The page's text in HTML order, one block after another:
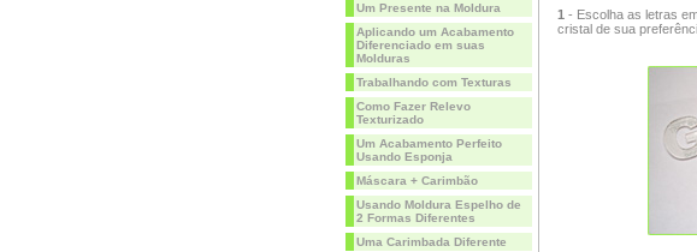
Um Presente na Moldura
Aplicando um Acabamento
Diferenciado em suas
Molduras
Trabalhando com Texturas
Como Fazer Relevo
Texturizado
Um Acabamento Perfeito
Usando Esponja
Máscara + Carimbão
Usando Moldura Espelho de
2 Formas Diferentes
Uma Carimbada Diferente
1 - Escolha as letras
cristal de sua